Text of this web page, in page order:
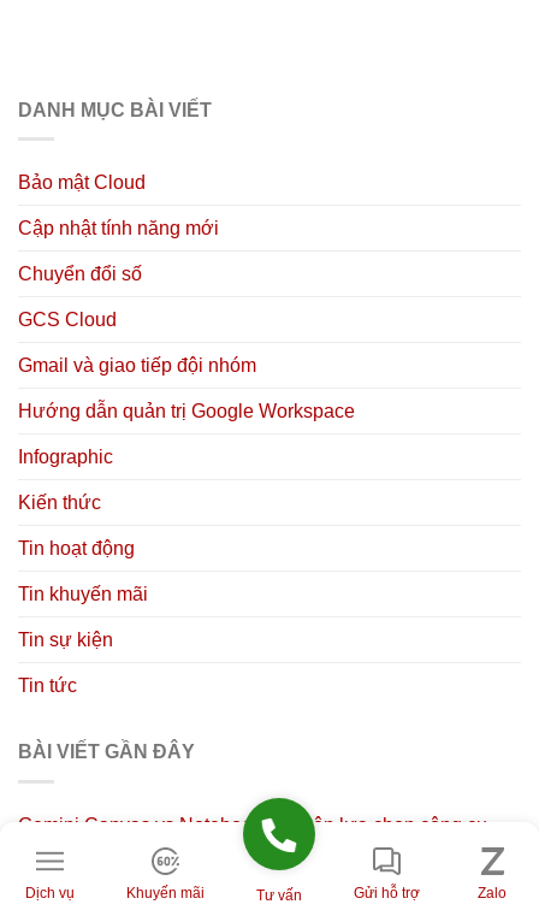
DANH MỤC BÀI VIẾT
Bảo mật Cloud
Cập nhật tính năng mới
Chuyển đổi số
GCS Cloud
Gmail và giao tiếp đội nhóm
Hướng dẫn quản trị Google Workspace
Infographic
Kiến thức
Tin hoạt động
Tin khuyến mãi
Tin sự kiện
Tin tức
BÀI VIẾT GẦN ĐÂY
Gemini Canvas vs NotebookLM: Nên lựa chọn công cụ
nào?
So sánh Gemini Canvas vs Deep Research: Nên chọn
Dịch vụ Khuyến mãi Tư vấn Gửi hỗ trợ Zalo